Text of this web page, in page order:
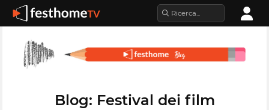
Blog: Festival dei film